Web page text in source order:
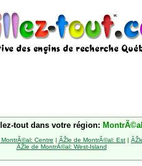
tout dans votre région: MontrÃ©al
Centre | ÃŽle de MontrÃ©al: Est |
ÃŽle de MontrÃ©al: West-Island